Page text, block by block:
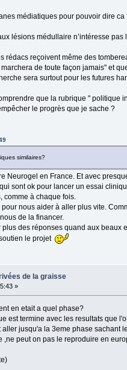
médiatiques pour pouvoir dire ca
lésions médullaire n’intéresse
rédacs reçoivent même des
de toute façon jamais" et
sera surtout pour les futures
que la rubrique " politique
le progrès que je sache ?
similaires?
Neurogel en France. Et avec
sont ok pour lancer un essai
comme à chaque fois.
nous aider à aller plus vite.
de la financer.
des réponses quand aux
le projet
de la graisse
»
en etait a quel phase?
est termine avec les resultats que
jusqu'a la 3eme phase sachant
peut on pas le reproduire en